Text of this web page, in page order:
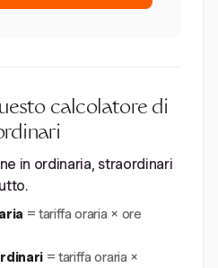
calcolatore di
in ordinaria, straordinari
= tariffa oraria × ore
= tariffa oraria ×